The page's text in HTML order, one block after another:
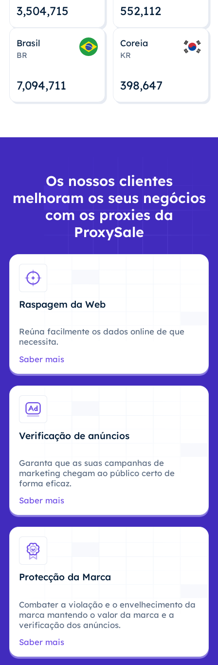
3,504,715 552,112
Brasil
BR
7,094,712
Coreia
KR
398,648
Os nossos clientes
melhoram os seus negócios
com os proxies da
ProxySale
Raspagem da Web
Reúna facilmente os dados online de que
necessita.
Saber mais
Verificação de anúncios
Garanta que as suas campanhas de
marketing chegam ao público certo de
forma eficaz.
Saber mais
Protecção da Marca
Combater a violação e o envelhecimento da
marca mantendo o valor da marca e a
verificação dos anúncios.
Saber mais